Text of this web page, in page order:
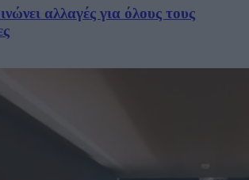
αλλαγές για όλους τους